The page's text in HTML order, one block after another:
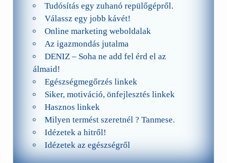
Tudósítás egy zuhanó repülőgépről.
Válassz egy jobb kávét!
Online marketing weboldalak
Az igazmondás jutalma
DENIZ – Soha ne add fel érd el az
álmaid!
Egészségmegőrzés linkek
Siker, motiváció, önfejlesztés linkek
Hasznos linkek
Milyen termést szeretnél ? Tanmese.
Idézetek a hitről!
Idézetek az egészségről